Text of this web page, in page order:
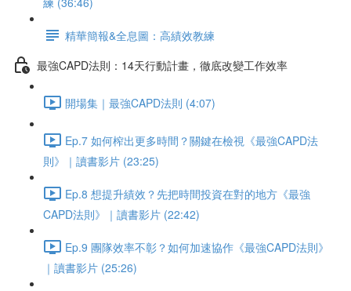
精華簡報&全息圖：高績效教練
最強CAPD法則：14天行動計畫，徹底改變工作效率
開場集｜最強CAPD法則 (4:07)
Ep.7 如何榨出更多時間？關鍵在檢視《最強CAPD法
則》｜讀書影片 (23:25)
Ep.8 想提升績效？先把時間投資在對的地方《最強
CAPD法則》｜讀書影片 (22:42)
Ep.9 團隊效率不彰？如何加速協作《最強CAPD法則》
｜讀書影片 (25:26)